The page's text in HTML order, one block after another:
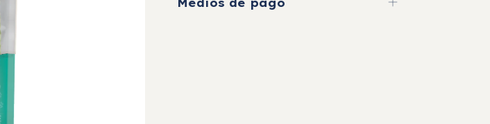
Medios de pago